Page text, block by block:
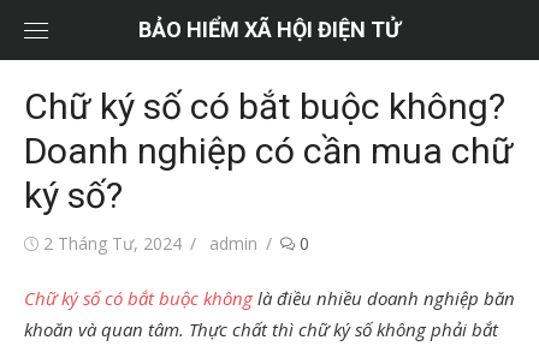
dung
BẢO HIỂM XÃ HỘI ĐIỆN TỬ
Chữ ký số có bắt buộc không?
Doanh nghiệp có cần mua chữ
ký số?
Đăng2 Tháng Tư, 2024
Tác
admin 0
Chữ ký số có bắt buộc khônglà điều nhiều doanh nghiệp băn
khoăn và quan tâm. Thực chất thì chữ ký số không phải bắt